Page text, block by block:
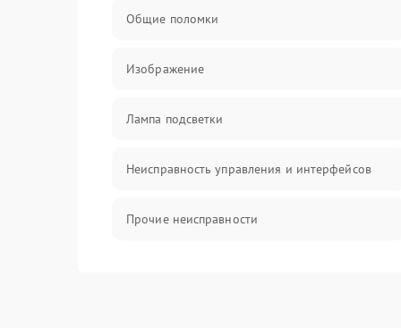
Общие поломки
Изображение
Лампа подсветки
Неисправность управления и интерфейсов
Прочие неисправности